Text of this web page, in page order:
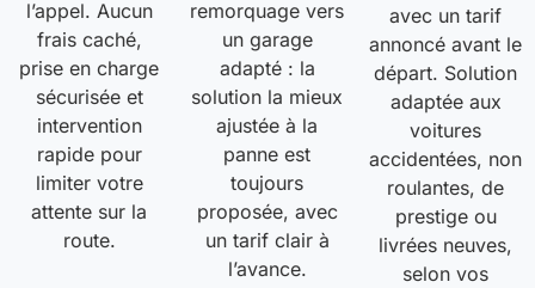
l’appel. Aucun
frais caché,
prise en charge
sécurisée et
intervention
rapide pour
limiter votre
attente sur la
route.
remorquage vers
un garage
adapté : la
solution la mieux
ajustée à la
panne est
toujours
proposée, avec
un tarif clair à
l’avance.
avec un tarif
annoncé avant le
départ. Solution
adaptée aux
voitures
accidentées, non
roulantes, de
prestige ou
livrées neuves,
selon vos